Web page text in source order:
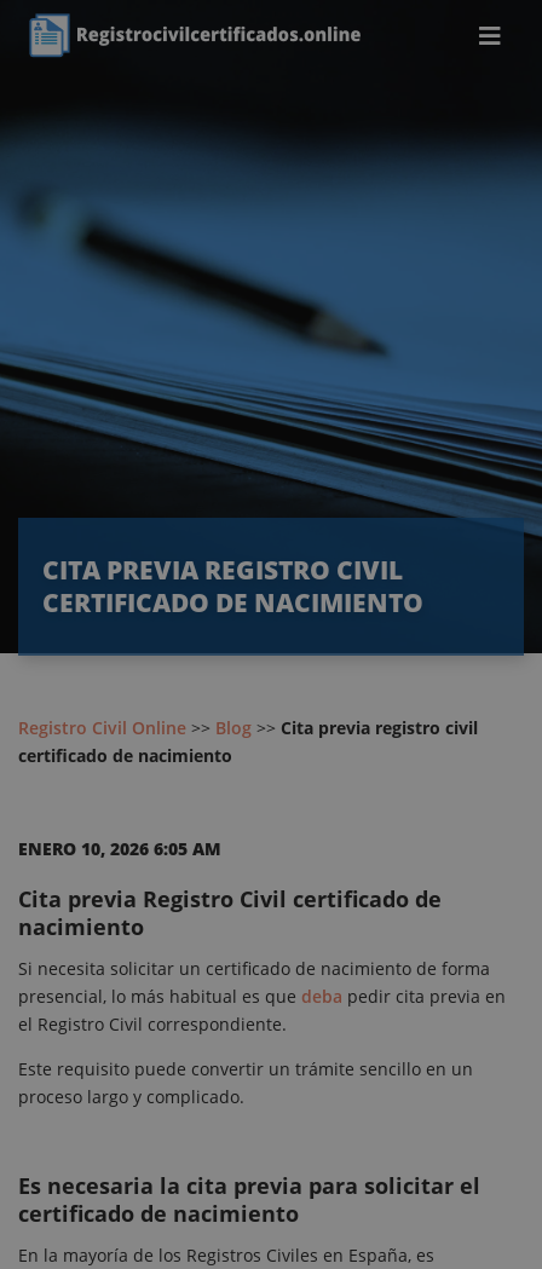
CITA PREVIA REGISTRO CIVIL
CERTIFICADO DE NACIMIENTO
Registro Civil Online >> Blog >> Cita previa registro civil
certificado de nacimiento
ENERO 10, 2026 6:05 AM
Cita previa Registro Civil certificado de
nacimiento
Si necesita solicitar un certificado de nacimiento de forma
presencial, lo más habitual es que deba pedir cita previa en
el Registro Civil correspondiente.
Este requisito puede convertir un trámite sencillo en un
proceso largo y complicado.
Es necesaria la cita previa para solicitar el
certificado de nacimiento
En la mayoría de los Registros Civiles en España, es